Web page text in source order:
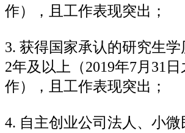
作），且工作表现突出；
3. 获得国家承认的研究生
2年及以上（2019年7月31
作），且工作表现突出；
4. 自主创业公司法人、小